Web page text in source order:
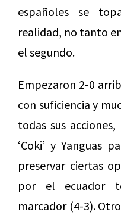
españoles se
realidad, no tanto
el segundo.
Empezaron 2-0
con suficiencia y
todas sus
‘Coki’ y Yanguas
preservar ciertas
por el ecuador
marcador (4-3).